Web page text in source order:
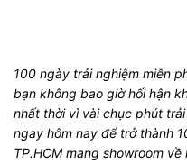
100 ngày trải nghiệm miễn
bạn không bao giờ hối hận
nhất thời vì vài chục phút
ngay hôm nay để trở thành
TP.HCM mang showroom